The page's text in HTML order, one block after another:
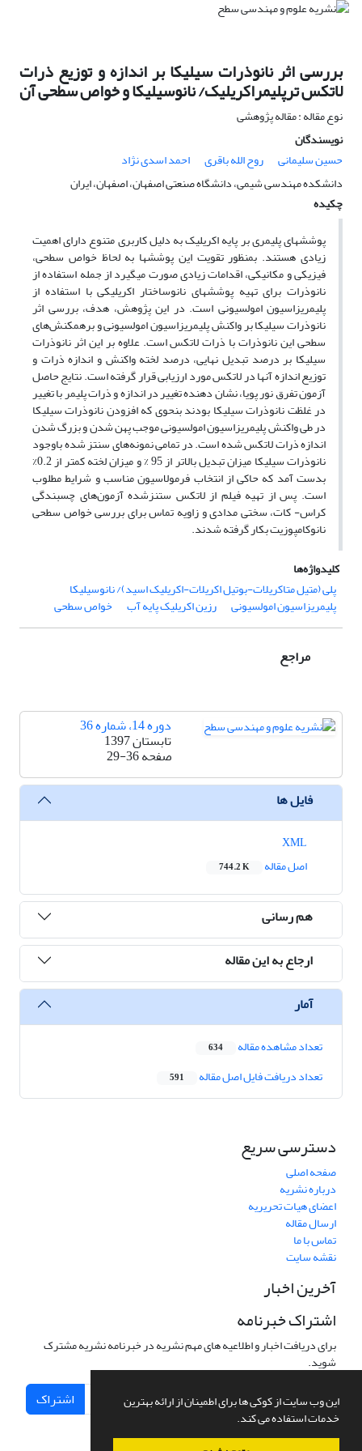
این وب سایت از کوکی ها برای اطمینان از ارائه بهترین
خدمات استفاده می کند.
بررسی اثر نانوذرات سیلیکا بر اندازه و توزیع ذرات
لاتکس ترپلیمراکریلیک/ نانوسیلیکا و خواص سطحی آن
نوع مقاله : مقاله پژوهشی
نویسندگان
حسین سلیمانی
روح الله باقری
احمد اسدی نژاد
دانشکده مهندسی شیمی، دانشگاه صنعتی اصفهان، اصفهان، ایران
چکیده
پوشش­های پلیمری بر پایه اکریلیک به دلیل کاربری متنوع دارای اهمیت
زیادی هستند. بمنظور تقویت این پوشش­ها به لحاظ خواص سطحی،
فیزیکی و مکانیکی، اقدامات زیادی صورت می­گیرد از جمله استفاده از
نانوذرات برای تهیه پوشش­های نانوساختار اکریلیکی با استفاده از
پلیمریزاسیون امولسیونی است. در این پژوهش، هدف، بررسی اثر
نانوذرات سیلیکا بر واکنش پلیمریزاسیون امولسیونی و برهمکنش‌های
سطحی این نانوذرات با ذرات لاتکس است. علاوه بر این اثر نانوذرات
سیلیکا بر درصد تبدیل نهایی، درصد لخته واکنش و اندازه ذرات و
توزیع اندازه آن­ها در لاتکس مورد ارزیابی قرار گرفته است. نتایج حاصل
آزمون تفرق نور پویا، نشان دهنده تغییر در اندازه و ذرات پلیمر با تغییر
در غلظت نانوذرات سیلیکا بودند بنحوی که افزودن نانوذرات سیلیکا
در طی واکنش پلیمریزاسیون امولسیونی موجب پهن شدن و بزرگ شدن
اندازه ذرات لاتکس شده است. در تمامی نمونه‌های سنتز شده باوجود
نانوذرات سیلیکا میزان تبدیل بالاتر از 95 % و میزان لخته کمتر از 0.2%
بدست آمد که حاکی از انتخاب فرمولاسیون مناسب و شرایط مطلوب
است. پس از تهیه فیلم از لاتکس ستنزشده آزمون‌های چسبندگی
کراس- کات، سختی مدادی و زاویه تماس برای بررسی خواص سطحی
نانوکامپوزیت بکار گرفته شدند.
کلیدواژه‌ها
پلی (متیل متاکریلات-بوتیل اکریلات-اکریلیک اسید)/ نانوسیلیکا
پلیمریزاسیون امولسیونی رزین اکریلیک پایه آب خواص سطحی
مراجع
دوره 14، شماره 36
تابستان 1397
صفحه29-36
فایل ها
اصل مقاله
744.2 K
هم رسانی
ارجاع به این مقاله
آمار
تعداد مشاهده مقاله 634
تعداد دریافت فایل اصل مقاله 591
دسترسی سریع
صفحه اصلی
درباره نشریه
اعضای هیات تحریریه
ارسال مقاله
تماس با ما
نقشه سایت
آخرین اخبار
اشتراک خبرنامه
برای دریافت اخبار و اطلاعیه های مهم نشریه در خبرنامه نشریه مشترک
شوید.
اشتراک